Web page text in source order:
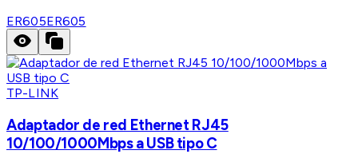
ER605ER605
TP-LINK
Adaptador de red Ethernet RJ45
10/100/1000Mbps a USB tipo C